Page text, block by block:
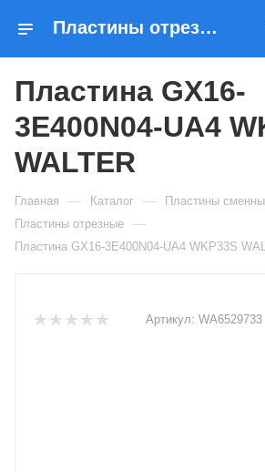
Пластины отрезные Пластина GX16-3E400N04-UA4 WKP33S WALTER — купить по выгодным ценам в Москве
Пластина GX16-
3E400N04-UA4
WALTER
Главная — Каталог — Пластины
Пластины отрезные —
Пластина GX16-3E400N04-UA4 WKP33S
Артикул: WA6529733